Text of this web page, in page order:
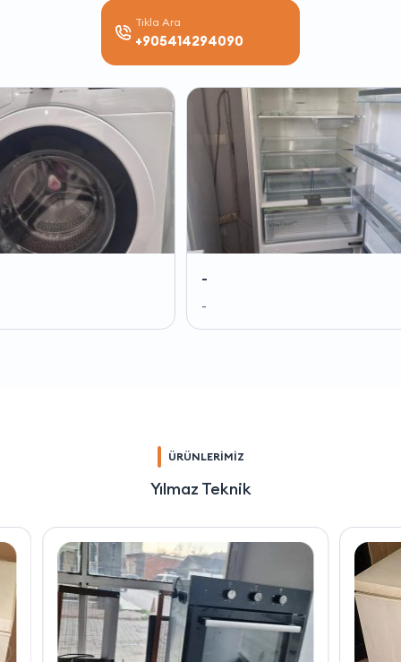
Tıkla Ara
+905414294090
ÜRÜNLERİMİZ
Yılmaz Teknik